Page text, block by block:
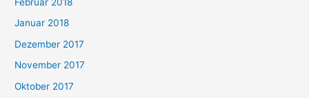
Januar 2018
Dezember 2017
November 2017
Oktober 2017